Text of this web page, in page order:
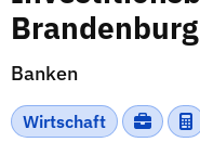
Banken
Wirtschaft